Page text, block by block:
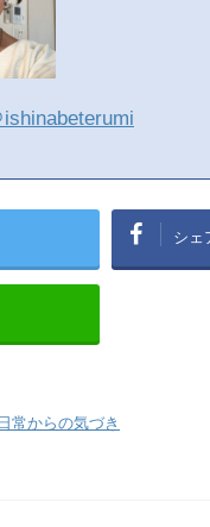
ishinabeterumi
シェ
日常からの気づき